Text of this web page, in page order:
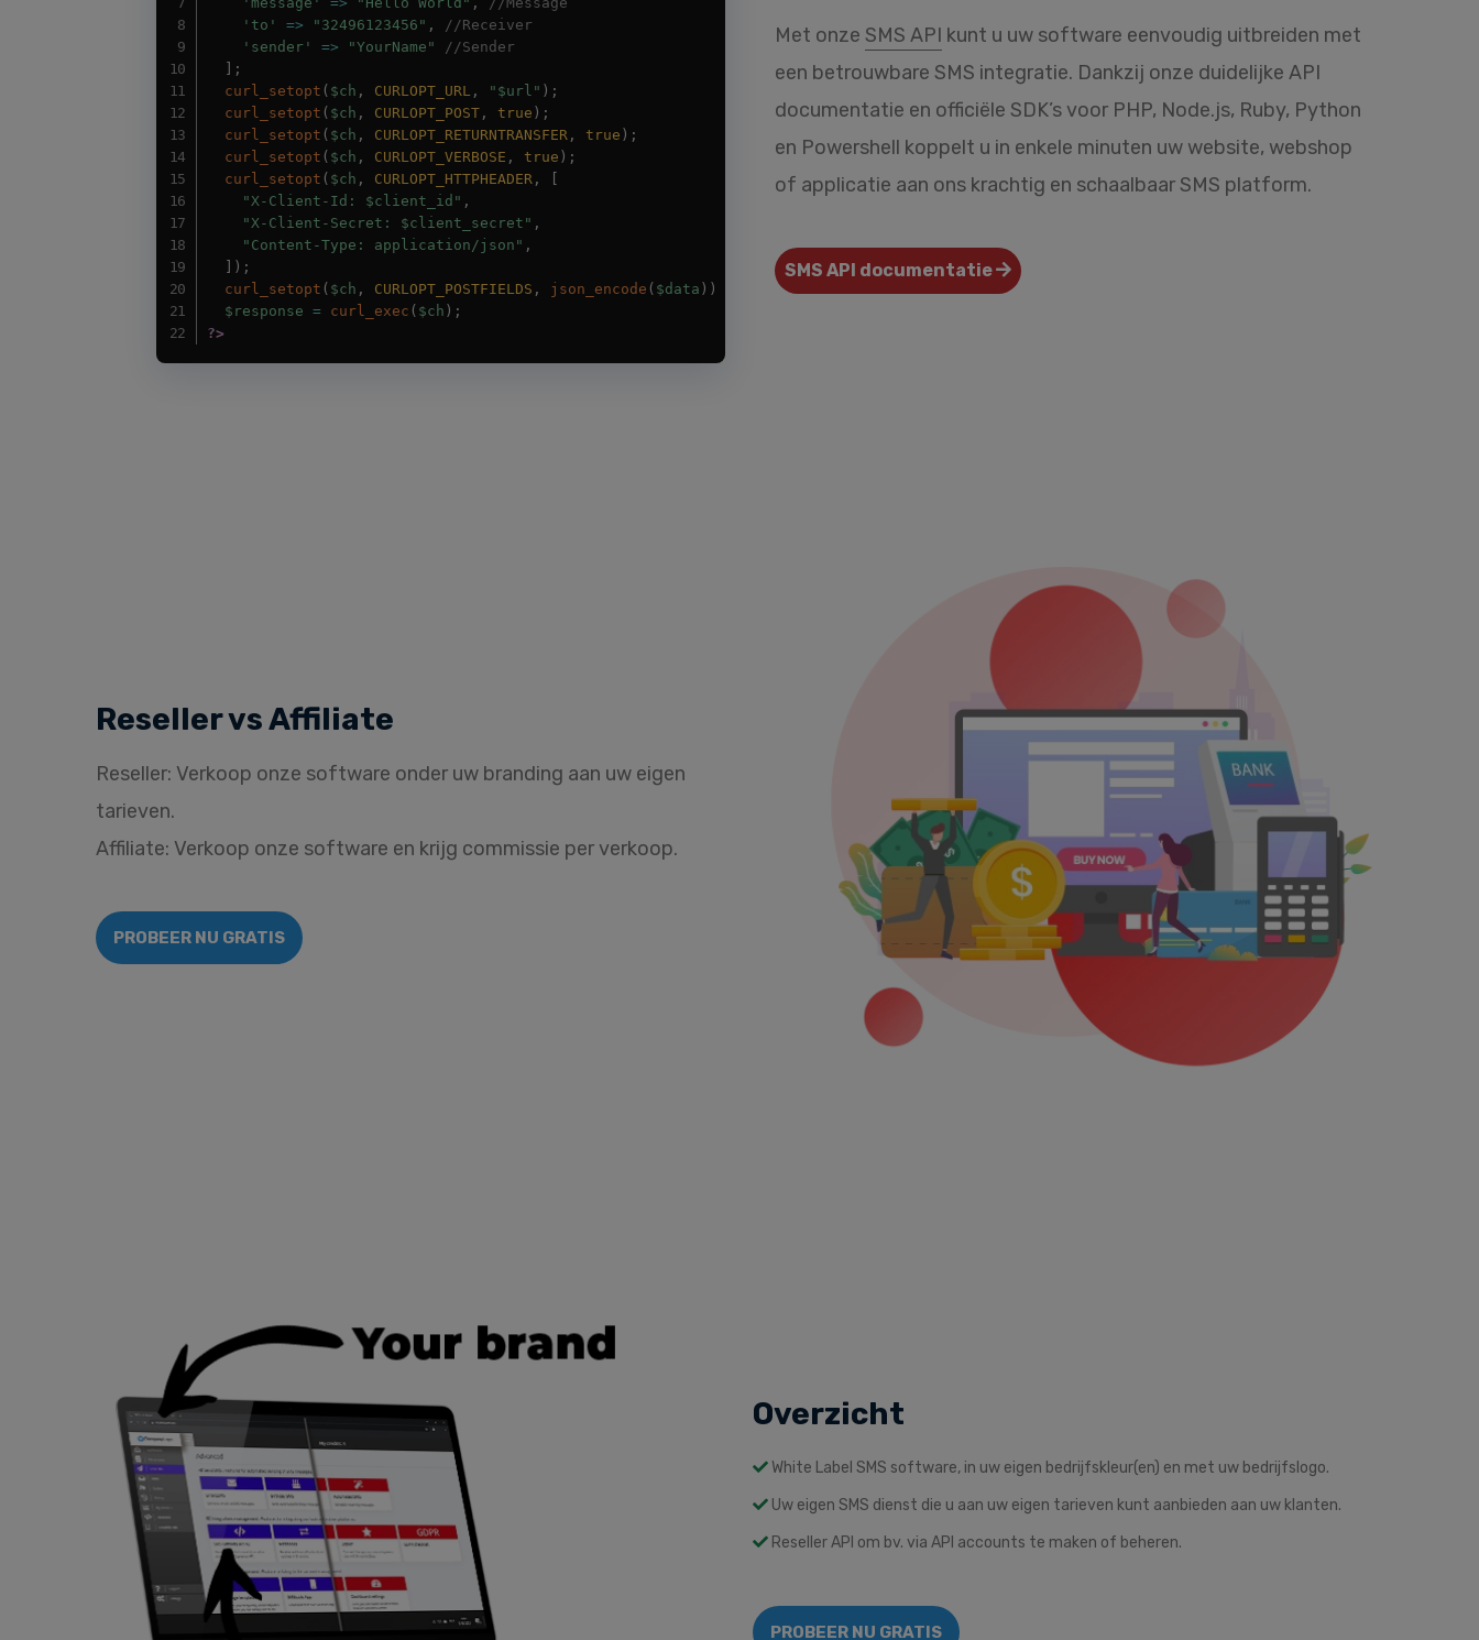
Met onze SMS API kunt u uw software eenvoudig uitbreiden met
een betrouwbare SMS integratie. Dankzij onze duidelijke API
documentatie en officiële SDK’s voor PHP, Node.js, Ruby, Python
en Powershell koppelt u in enkele minuten uw website, webshop
of applicatie aan ons krachtig en schaalbaar SMS platform.
SMS API documentatie
Reseller vs Affiliate
Reseller: Verkoop onze software onder uw branding aan uw eigen
tarieven.
Affiliate: Verkoop onze software en krijg commissie per verkoop.
PROBEER NU GRATIS
Overzicht
White Label SMS software, in uw eigen bedrijfskleur(en) en met uw bedrijfslogo.
Uw eigen SMS dienst die u aan uw eigen tarieven kunt aanbieden aan uw klanten.
Reseller API om bv. via API accounts te maken of beheren.
PROBEER NU GRATIS